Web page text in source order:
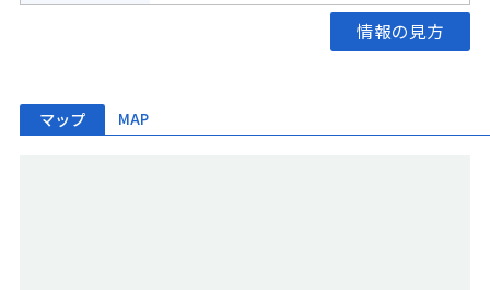
情報の見方
マップ MAP